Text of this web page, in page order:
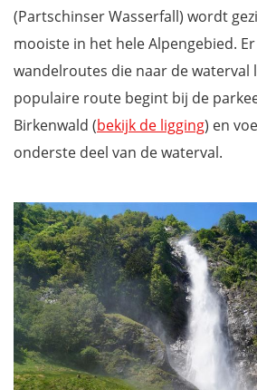
(Partschinser Wasserfall) wordt
mooiste in het hele Alpengebied.
wandelroutes die naar de waterval
populaire route begint bij de
Birkenwald (bekijk de ligging) en
onderste deel van de waterval.